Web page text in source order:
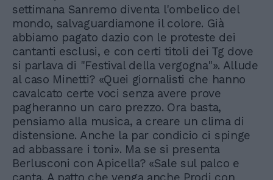
settimana Sanremo diventa l'ombelico del
mondo, salvaguardiamone il colore. Già
abbiamo pagato dazio con le proteste dei
cantanti esclusi, e con certi titoli dei Tg dove
si parlava di "Festival della vergogna"». Allude
al caso Minetti? «Quei giornalisti che hanno
cavalcato certe voci senza avere prove
pagheranno un caro prezzo. Ora basta,
pensiamo alla musica, a creare un clima di
distensione. Anche la par condicio ci spinge
ad abbassare i toni». Ma se si presenta
Berlusconi con Apicella? «Sale sul palco e